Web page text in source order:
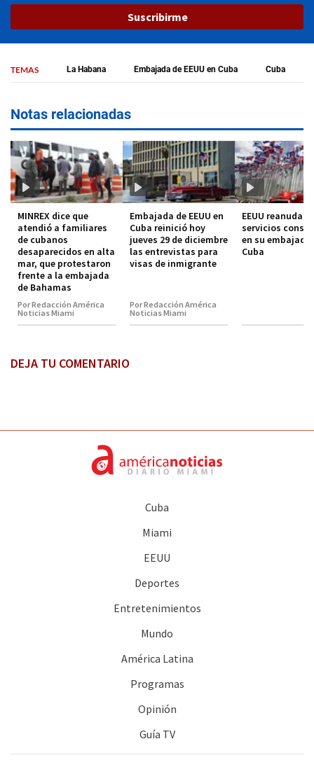
Suscribirme
TEMAS La Habana Embajada de EEUU en Cuba Cuba
Notas relacionadas
MINREX dice que
atendió a familiares
de cubanos
desaparecidos en alta
mar, que protestaron
frente a la embajada
de Bahamas
Por Redacción América
Noticias Miami
Embajada de EEUU en
Cuba reinició hoy
jueves 29 de diciembre
las entrevistas para
visas de inmigrante
Por Redacción América
Noticias Miami
EEUU reanuda
servicios
en su embajada
Cuba
DEJA TU COMENTARIO
Cuba
Miami
EEUU
Deportes
Entretenimientos
Mundo
América Latina
Programas
Opinión
Guía TV